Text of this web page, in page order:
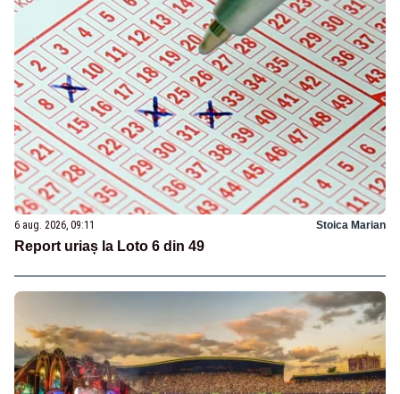
6 aug. 2026, 09:11 Stoica Marian
Report uriaș la Loto 6 din 49